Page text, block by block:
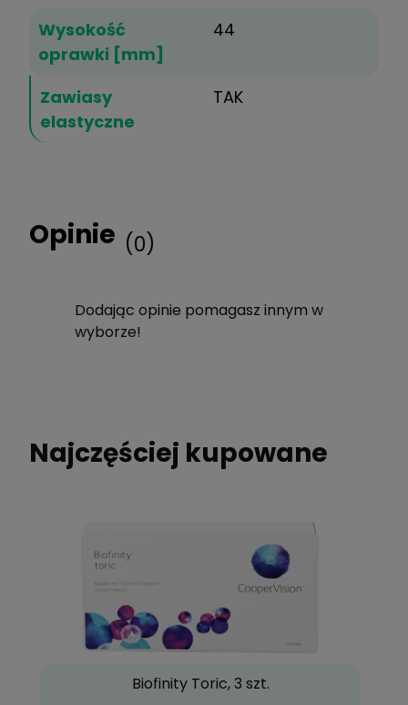
Wysokość
oprawki [mm]
44
Zawiasy
elastyczne
TAK
Opinie (0)
Dodając opinie pomagasz innym w
wyborze!
Najczęściej kupowane
Biofinity Toric, 3 szt.